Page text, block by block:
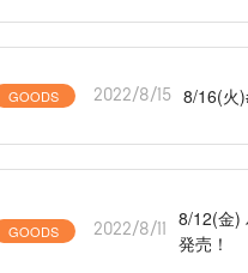
GOODS 2022/8/15 8/16(火
GOODS 2022/8/11
8/12(金)
発売！